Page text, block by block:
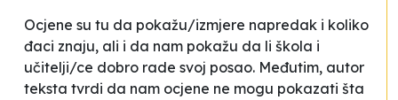
Ocjene su tu da pokažu/izmjere napredak i koliko
đaci znaju, ali i da nam pokažu da li škola i
učitelji/ce dobro rade svoj posao. Međutim, autor
teksta tvrdi da nam ocjene ne mogu pokazati šta